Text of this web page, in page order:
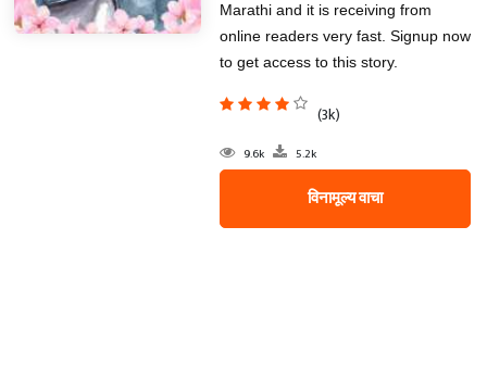
Marathi and it is receiving from
online readers very fast. Signup now
to get access to this story.
(3k)
9.6k 5.2k
विनामूल्य वाचा